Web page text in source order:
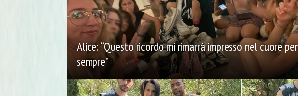
Alice: “Questo ricordo mi rimarrà impresso nel cuore per
sempre”